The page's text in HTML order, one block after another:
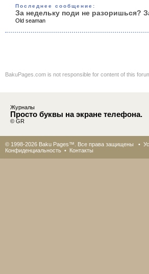
Последнее сообщение:
За недельку поди не разоришься?
Old seaman
BakuPages.com is not responsible for content of this
Журналы
Просто буквы на экране телефона.
© GR
© 1998-2026 Baku Pages™. Все права защищены •
Конфиденциальность • Контакты